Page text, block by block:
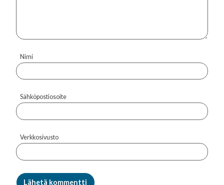
Nimi
Sähköpostiosoite
Verkkosivusto